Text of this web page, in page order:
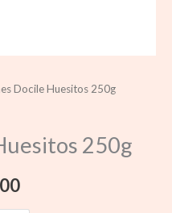
Docile Huesitos 250g
250g